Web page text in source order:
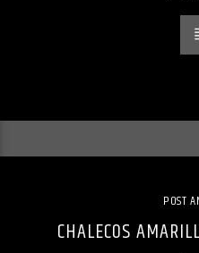
POST
CHALECOS